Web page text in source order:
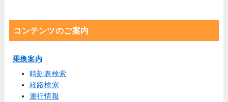
コンテンツのご案内
乗換案内
時刻表検索
経路検索
運行情報